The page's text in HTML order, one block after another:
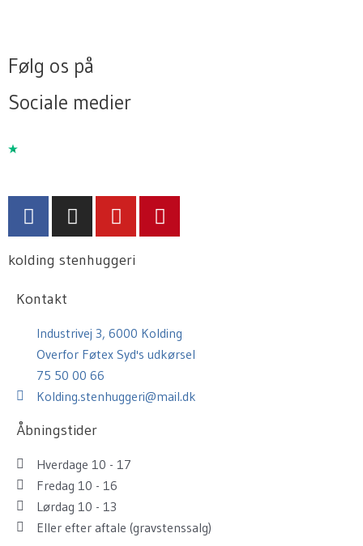
Følg os på
Sociale medier
F
a
e
o
o
k
I
n
t
r
a
m
Y
o
t
e
P
i
e
s
t
kolding stenhuggeri
Kontakt
Industrivej 3, 6000 Kolding
Overfor Føtex Syd's udkørsel
75 50 00 66
Kolding.stenhuggeri@mail.dk
Åbningstider
Hverdage 10 - 17
Fredag 10 - 16
Lørdag 10 - 13
Eller efter aftale (gravstenssalg)